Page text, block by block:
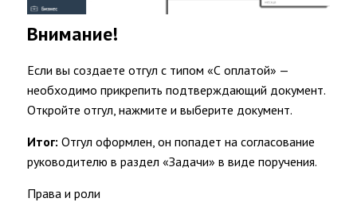
Внимание!
Если вы создаете отгул с типом «С оплатой» —
необходимо прикрепить подтверждающий документ.
Откройте отгул, нажмите и выберите документ.
Итог: Отгул оформлен, он попадет на согласование
руководителю в раздел «Задачи» в виде поручения.
Права и роли